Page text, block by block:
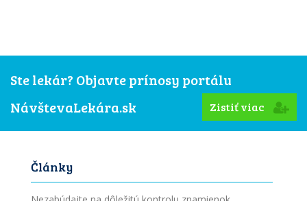
Ste lekár? Objavte prínosy portálu
NávštevaLekára.sk
Zistiť viac
Články